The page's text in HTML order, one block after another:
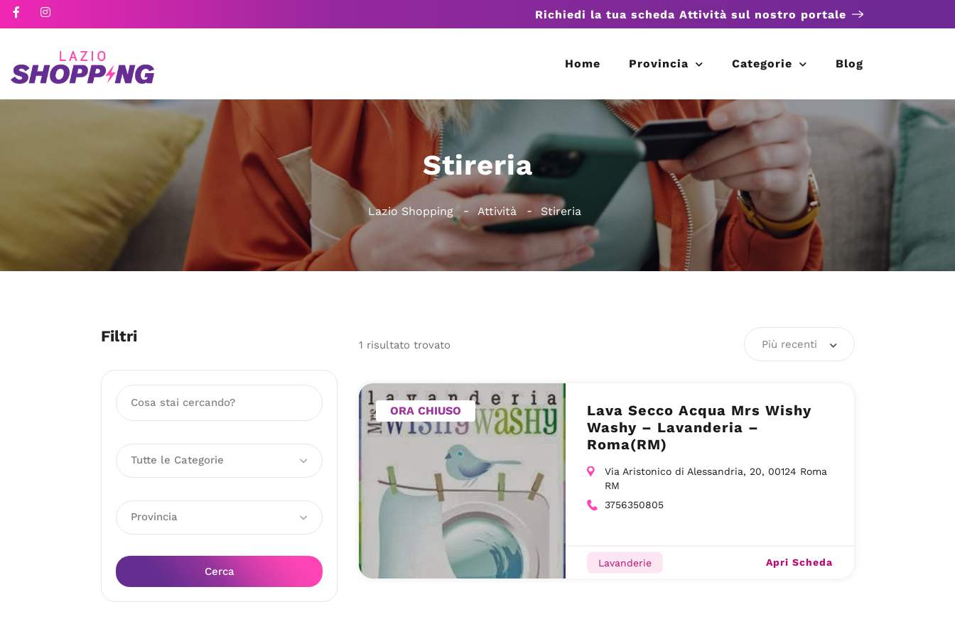
Richiedi la tua scheda Attività sul nostro portale
Home Provincia Categorie Blog
Stireria
Lazio Shopping Attività Stireria
Filtri
Tutte le Categorie
Provincia
Cerca
1 risultato trovato Più recenti
ORA CHIUSO
Lava Secco Acqua Mrs Wishy
Washy – Lavanderia –
Roma(RM)
Via Aristonico di Alessandria, 20, 00124 Roma
RM
3756350805
Lavanderie Apri Scheda